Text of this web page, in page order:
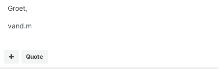
Groet,
vand.m
Quote